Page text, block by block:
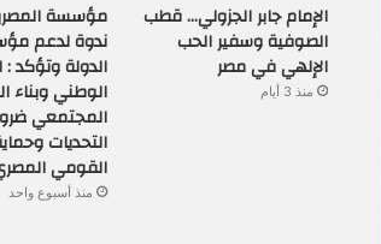
الإمام جابر الجزولي… قطب
الصوفية وسفير الحب
الإلهي في مصر
منذ 3 أيام
مؤسسة
ندوة لدعم
الدولة وتؤكد
الوطني وبناء
المجتمعي
التحديات
القومي
منذ أسبوع واحد